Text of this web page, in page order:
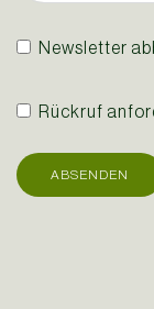
Newsletter
Rückruf
ABSENDEN